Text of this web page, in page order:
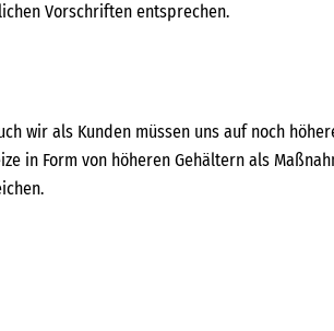
Vorschriften entsprechen.
wir als Kunden müssen uns auf noch
in Form von höheren Gehältern als